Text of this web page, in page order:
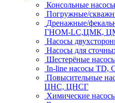
Консольные
Погружные/
Дренажные/
ГНОМ-LC,ЦМК,
Насосы
Насосы для
Шестерёные
In-line насосы TD,
Повысительные
ЦНС, ЦНСГ
Химические